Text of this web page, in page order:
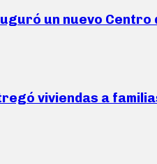
un nuevo
viviendas a